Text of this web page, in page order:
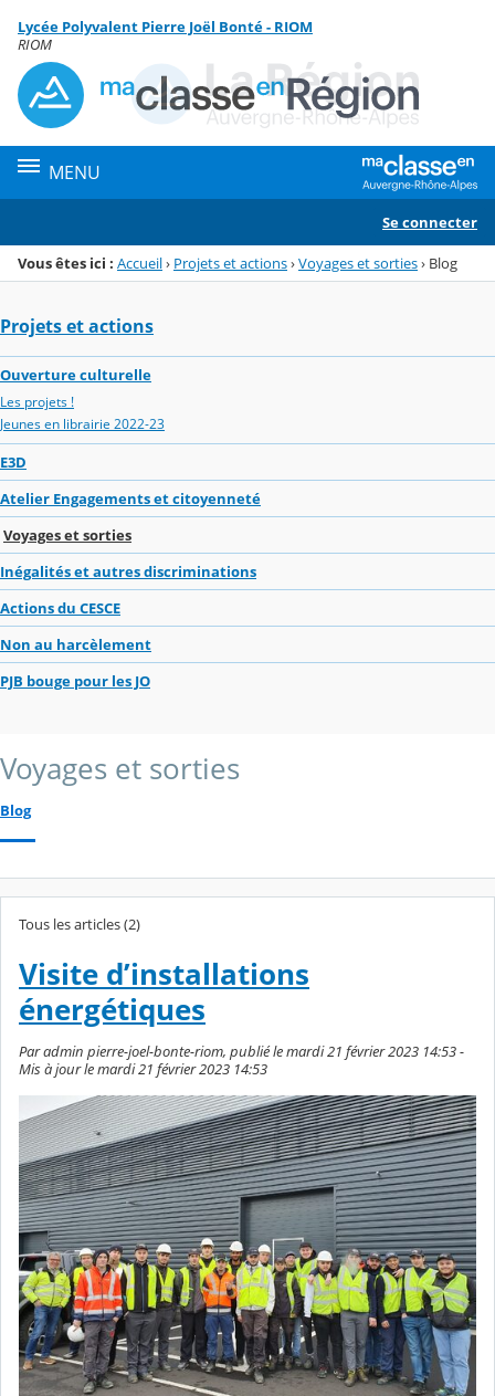
Menu de la rubrique
Contenu
Lycée Polyvalent Pierre Joël Bonté - RIOM
RIOM
MENU
Se connecter
Vous êtes ici : Accueil› Projets et actions›Voyages et sorties› Blog
Projets et actions
Ouverture culturelle
Les projets !
Jeunes en librairie 2022-23
E3D
Atelier Engagements et citoyenneté
Voyages et sorties
Inégalités et autres discriminations
Actions du CESCE
Non au harcèlement
PJB bouge pour les JO
Voyages et sorties
Blog
Tous les articles (2)
Visite d’installations
énergétiques
Par admin pierre-joel-bonte-riom, publié le mardi 21 février 2023 14:53 -
Mis à jour le mardi 21 février 2023 14:53